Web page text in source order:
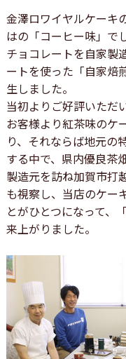
金澤ロワイヤルケーキ
はの「コーヒー味」で
チョコレートを自家製
ートを使った「自家焙
生しました。
当初よりご好評いただ
お客様より紅茶味のケ
り、それならば地元の
する中で、県内優良茶
製造元を訪ね加賀市打
も視察し、当店のケー
とがひとつになって、
来上がりました。